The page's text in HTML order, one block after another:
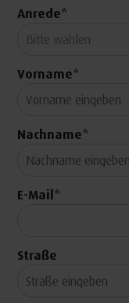
Anrede*
Vorname*
Nachname*
E-Mail*
Straße